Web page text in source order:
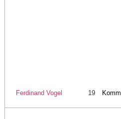
Ferdinand Vogel 19